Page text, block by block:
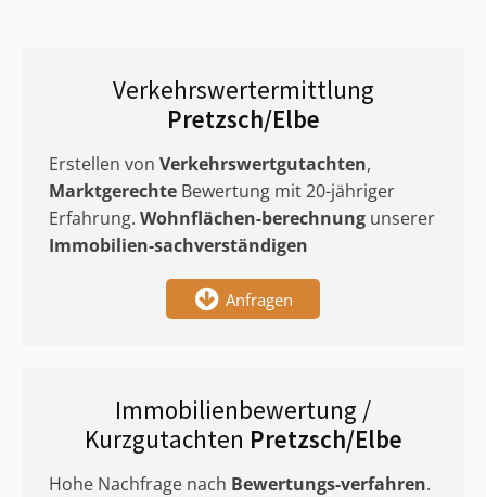
Verkehrswertermittlung
Pretzsch/Elbe
Erstellen von Verkehrswertgutachten,
Marktgerechte Bewertung mit 20-jähriger
Erfahrung. Wohnflächen-berechnung unserer
Immobilien-sachverständigen
Anfragen
Immobilienbewertung /
Kurzgutachten Pretzsch/Elbe
Hohe Nachfrage nach Bewertungs-verfahren.